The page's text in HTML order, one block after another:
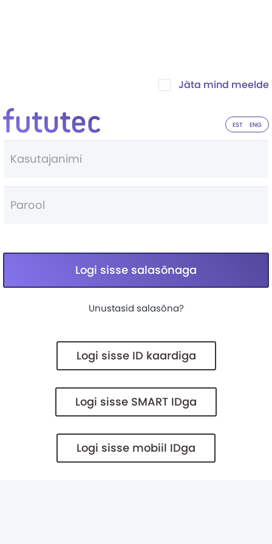
EST ENG
Jäta mind meelde
Logi sisse salasõnaga
Unustasid salasõna?
Logi sisse ID kaardiga
Logi sisse SMART IDga
Logi sisse mobiil IDga